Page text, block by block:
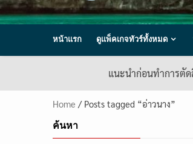
หน้าแรก ดูแพ็คเกจทัวร์ทั้งหมด
แนะนำก่อนทำการตั
Home / Posts tagged “อ่าวนาง”
ค้นหา